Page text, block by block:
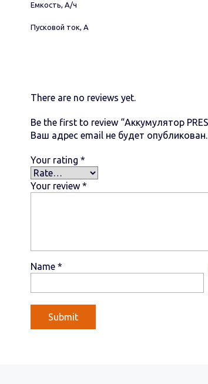
Емкость, А/ч
Пусковой ток, А
There are no reviews yet.
Be the first to review “Аккумулятор
Ваш адрес email не будет опубликован.
Your rating *
Your review *
Name *